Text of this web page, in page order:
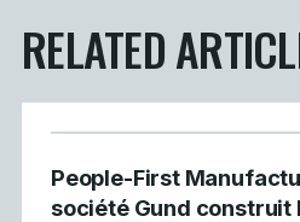
RELATED
People-First
société Gund construit